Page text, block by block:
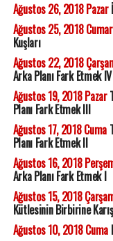
Ağustos 26, 2018 Pazar
Ağustos 25, 2018
Kuşları
Ağustos 22, 2018
Arka Planı Fark Etmek IV
Ağustos 19, 2018 Pazar
Planı Fark Etmek III
Ağustos 17, 2018 Cuma
Planı Fark Etmek II
Ağustos 16, 2018
Arka Planı Fark Etmek I
Ağustos 15, 2018
Kütlesinin Birbirine
Ağustos 10, 2018 Cuma